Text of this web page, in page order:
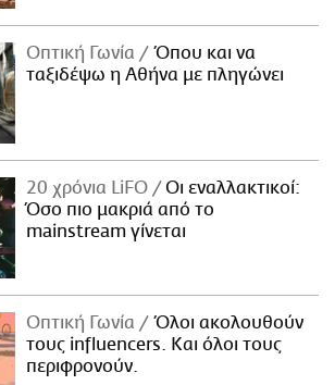
Οπτική Γωνία
Όπου και να
ταξιδέψω η Αθήνα με πληγώνει
20 χρόνια LiFO
Οι εναλλακτικοί:
Όσο πιο μακριά από το
mainstream γίνεται
Οπτική Γωνία
Όλοι ακολουθούν
τους influencers. Και όλοι τους
περιφρονούν.